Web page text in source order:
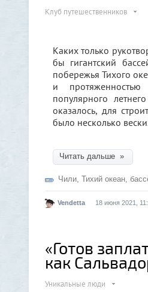
Клуб путешественников
Каких только
бы гигантский
побережья Тихого
и протяженностью
популярного
оказалось, для
было несколько
Читать дальше »
Чили, Тихий океан,
Vendetta 18 июня 2021,
«Готов
как
Уникальные люди